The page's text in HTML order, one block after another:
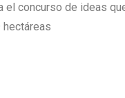
el concurso de ideas